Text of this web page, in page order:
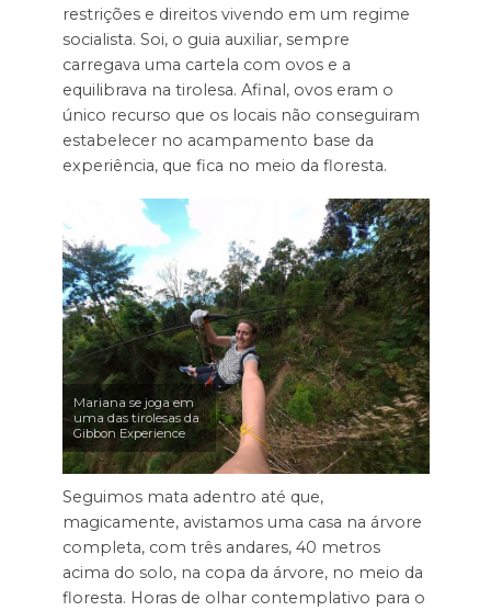
restrições e direitos vivendo em um regime
socialista. Soi, o guia auxiliar, sempre
carregava uma cartela com ovos e a
equilibrava na tirolesa. Afinal, ovos eram o
único recurso que os locais não conseguiram
estabelecer no acampamento base da
experiência, que fica no meio da floresta.
Mariana se joga em
uma das tirolesas da
Gibbon Experience
Seguimos mata adentro até que,
magicamente, avistamos uma casa na árvore
completa, com três andares, 40 metros
acima do solo, na copa da árvore, no meio da
floresta. Horas de olhar contemplativo para o